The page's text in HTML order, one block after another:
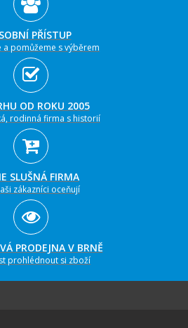
PŘÍSTUP
a pomůžeme s výběrem
OD ROKU 2005
rodinná firma s historií
SLUŠNÁ FIRMA
zákazníci oceňují
PRODEJNA V BRNĚ
prohlédnout si zboží